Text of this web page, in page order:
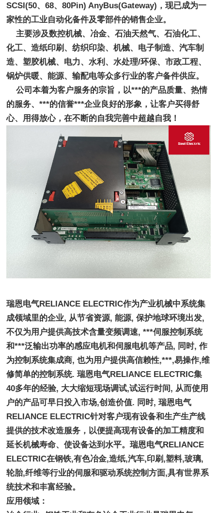
SCSI(50、68、80Pin) AnyBus(Gateway)，现已成为一
家性的工业自动化备件及零部件的销售企业。
主要涉及数控机械、冶金、石油天然气、石油化工、
化工、造纸印刷、纺织印染、机械、电子制造、汽车制
造、塑胶机械、电力、水利、水处理/环保、市政工程、
锅炉供暖、能源、输配电等众多行业的客户备件供应。
公司本着为客户服务的宗旨，以***的产品质量、热情
的服务、***的信誉***企业良好的形象，让客户买得舒
心、用得放心，在不断的自我完善中超越自我！
瑞恩电气RELIANCE ELECTRIC作为产业机械中系统集
成领域里的企业, 从节省资源, 能源, 保护地球环境出发,
不仅为用户提供高技术含量变频调速, ***伺服控制系统
和***泛输出功率的感应电机和伺服电机等产品, 同时, 作
为控制系统集成商, 也为用户提供高信赖性,***,易操作,维
修简单的控制系统. 瑞恩电气RELIANCE ELECTRIC集
40多年的经验, 大大缩短现场调试,试运行时间, 从而使用
户的产品可早日投入市场,创造价值. 同时, 瑞恩电气
RELIANCE ELECTRIC针对客户现有设备和生产生产线
提供的技术改造服务，以便提高现有设备的加工精度和
延长机械寿命、使设备达到水平。瑞恩电气RELIANCE
ELECTRIC在钢铁,有色冶金,造纸,汽车,印刷,塑料,玻璃,
轮胎,纤维等行业的伺服和驱动系统控制方面,具有世界系
统技术和丰富经验。
应用领域：